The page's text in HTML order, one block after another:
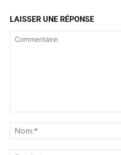
LAISSER UNE RÉPONSE